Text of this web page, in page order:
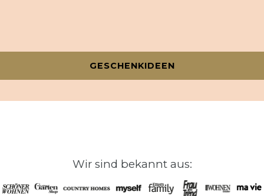
GESCHENKIDEEN
Wir sind bekannt aus: